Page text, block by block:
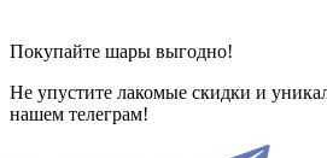
Покупайте шары выгодно!
Не упустите лакомые скидки и
нашем телеграм!